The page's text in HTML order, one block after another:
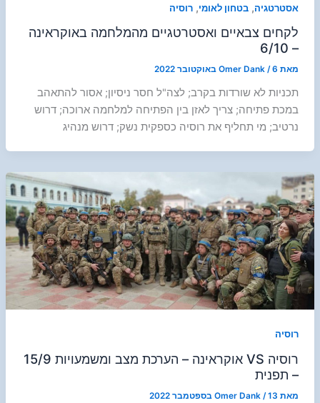
אסטרטגיה, בטחון לאומי, רוסיה
לקחים צבאיים ואסטרטגיים מהמלחמה באוקראינה
– 6/10
מאת Omer Dank/6 באוקטובר 2022
תכניות לא שורדות בקרב; לצה"ל חסר ניסיון; אסור להתאהב
במכת פתיחה; צריך לאזן בין הפתיחה למלחמה ארוכה; דרוש
נרטיב; מי תחליף את רוסיה כספקית נשק; דרוש מנהיג
רוסיה
רוסיה VS אוקראינה – הערכת מצב ומשמעויות 15/9
– תפנית
מאת Omer Dank/13 בספטמבר 2022